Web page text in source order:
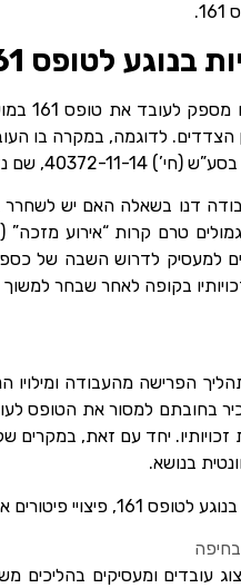
לטופס 161
ישנם
לדוגמה, במקרה בו
העובד בשל נסיבות דומות.
דנו בשאלה האם יש לשחרר
למעסיק לדרוש השבה של כספי
בקופה לאחר שבחר
לתהליך הפרישה מהעבודה
בחובתם למסור את הטופס
יחד עם זאת, במקרים
בנושא.
בדיני עבודה, מומלץ לפנות ל
בחיפה
עובדים ומעסיקים בהליכים